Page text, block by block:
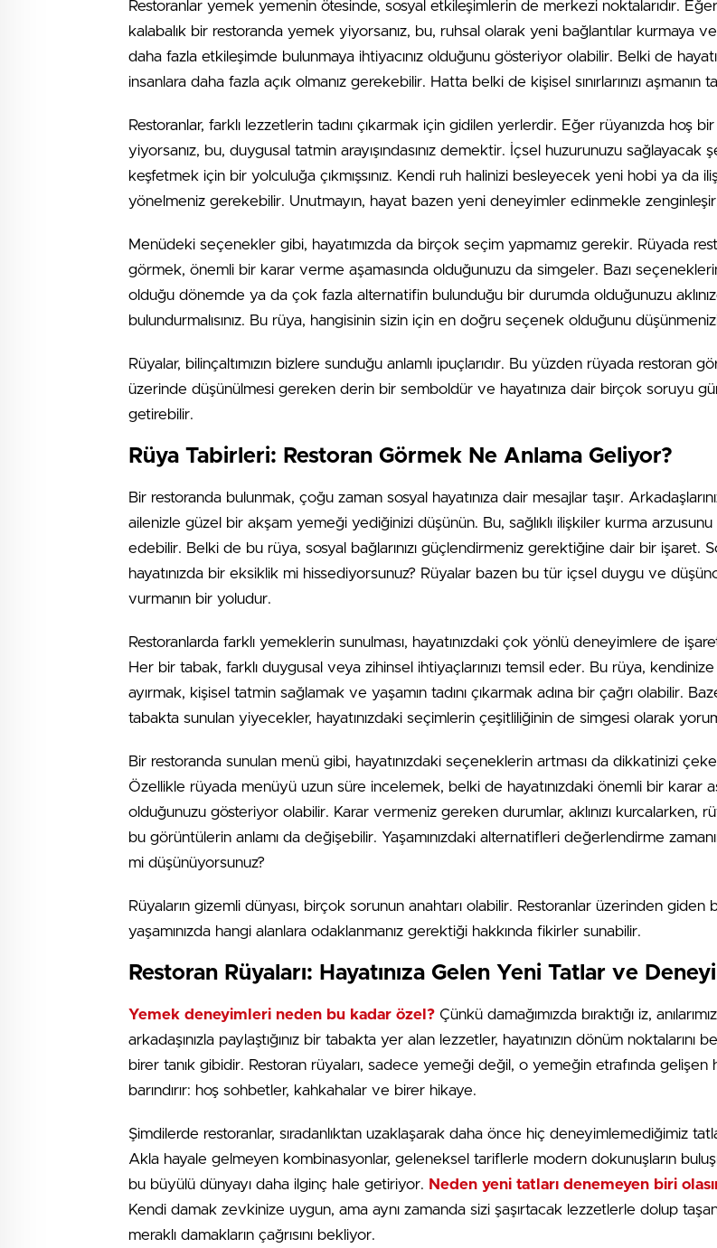
Restoranlar yemek yemenin ötesinde, sosyal etkileşimlerin de merkezi noktalarıdır.
kalabalık bir restoranda yemek yiyorsanız, bu, ruhsal olarak yeni bağlantılar kurmaya
daha fazla etkileşimde bulunmaya ihtiyacınız olduğunu gösteriyor olabilir. Belki de
insanlara daha fazla açık olmanız gerekebilir. Hatta belki de kişisel sınırlarınızı aşmanın
Restoranlar, farklı lezzetlerin tadını çıkarmak için gidilen yerlerdir. Eğer rüyanızda hoş
yiyorsanız, bu, duygusal tatmin arayışındasınız demektir. İçsel huzurunuzu sağlayacak
keşfetmek için bir yolculuğa çıkmışsınız. Kendi ruh halinizi besleyecek yeni hobi ya da
yönelmeniz gerekebilir. Unutmayın, hayat bazen yeni deneyimler edinmekle
Menüdeki seçenekler gibi, hayatımızda da birçok seçim yapmamız gerekir. Rüyada
görmek, önemli bir karar verme aşamasında olduğunuzu da simgeler. Bazı
olduğu dönemde ya da çok fazla alternatifin bulunduğu bir durumda olduğunuzu
bulundurmalısınız. Bu rüya, hangisinin sizin için en doğru seçenek olduğunu
Rüyalar, bilinçaltımızın bizlere sunduğu anlamlı ipuçlarıdır. Bu yüzden rüyada restoran
üzerinde düşünülmesi gereken derin bir semboldür ve hayatınıza dair birçok soruyu
getirebilir.
Rüya Tabirleri: Restoran Görmek Ne Anlama Geliyor?
Bir restoranda bulunmak, çoğu zaman sosyal hayatınıza dair mesajlar taşır.
ailenizle güzel bir akşam yemeği yediğinizi düşünün. Bu, sağlıklı ilişkiler kurma arzusunu
edebilir. Belki de bu rüya, sosyal bağlarınızı güçlendirmeniz gerektiğine dair bir işaret.
hayatınızda bir eksiklik mi hissediyorsunuz? Rüyalar bazen bu tür içsel duygu ve
vurmanın bir yoludur.
Restoranlarda farklı yemeklerin sunulması, hayatınızdaki çok yönlü deneyimlere de
Her bir tabak, farklı duygusal veya zihinsel ihtiyaçlarınızı temsil eder. Bu rüya,
ayırmak, kişisel tatmin sağlamak ve yaşamın tadını çıkarmak adına bir çağrı olabilir.
tabakta sunulan yiyecekler, hayatınızdaki seçimlerin çeşitliliğinin de simgesi olarak
Bir restoranda sunulan menü gibi, hayatınızdaki seçeneklerin artması da dikkatinizi
Özellikle rüyada menüyü uzun süre incelemek, belki de hayatınızdaki önemli bir karar
olduğunuzu gösteriyor olabilir. Karar vermeniz gereken durumlar, aklınızı kurcalarken,
bu görüntülerin anlamı da değişebilir. Yaşamınızdaki alternatifleri değerlendirme
mi düşünüyorsunuz?
Rüyaların gizemli dünyası, birçok sorunun anahtarı olabilir. Restoranlar üzerinden giden
yaşamınızda hangi alanlara odaklanmanız gerektiği hakkında fikirler sunabilir.
Restoran Rüyaları: Hayatınıza Gelen Yeni Tatlar ve
Yemek deneyimleri neden bu kadar özel? Çünkü damağımızda bıraktığı iz,
arkadaşınızla paylaştığınız bir tabakta yer alan lezzetler, hayatınızın dönüm noktalarını
birer tanık gibidir. Restoran rüyaları, sadece yemeği değil, o yemeğin etrafında gelişen
barındırır: hoş sohbetler, kahkahalar ve birer hikaye.
Şimdilerde restoranlar, sıradanlıktan uzaklaşarak daha önce hiç deneyimlemediğimiz
Akla hayale gelmeyen kombinasyonlar, geleneksel tariflerle modern dokunuşların
bu büyülü dünyayı daha ilginç hale getiriyor. Neden yeni tatları denemeyen biri
Kendi damak zevkinize uygun, ama aynı zamanda sizi şaşırtacak lezzetlerle dolup
meraklı damakların çağrısını bekliyor.